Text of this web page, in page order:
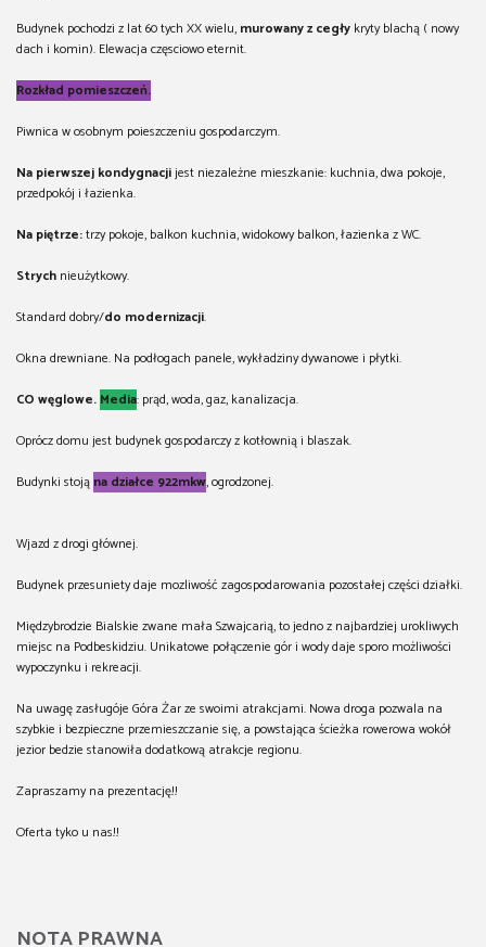
Budynek pochodzi z lat 60 tych XX wielu, murowany z cegły kryty blachą ( nowy
dach i komin). Elewacja częsciowo eternit.
Rozkład pomieszczeń.
Piwnica w osobnym poieszczeniu gospodarczym.
Na pierwszej kondygnacjijest niezależne mieszkanie: kuchnia, dwa pokoje,
przedpokój i łazienka.
Na piętrze:trzy pokoje, balkon kuchnia, widokowy balkon, łazienka z WC.
Strych nieużytkowy.
Standard dobry/do modernizacji.
Okna drewniane. Na podłogach panele, wykładziny dywanowe i płytki.
CO węglowe. Media: prąd, woda, gaz, kanalizacja.
Oprócz domu jest budynek gospodarczy z kotłownią i blaszak.
Budynki stoją na działce 922mkw, ogrodzonej.
Wjazd z drogi głównej.
Budynek przesuniety daje mozliwość zagospodarowania pozostałej części działki.
Międzybrodzie Bialskie zwane mała Szwajcarią, to jedno z najbardziej urokliwych
miejsc na Podbeskidziu. Unikatowe połączenie gór i wody daje sporo możliwości
wypoczynku i rekreacji.
Na uwagę zasługóje Góra Żar ze swoimi atrakcjami. Nowa droga pozwala na
szybkie i bezpieczne przemieszczanie się, a powstająca ścieżka rowerowa wokół
jezior bedzie stanowiła dodatkową atrakcje regionu.
Zapraszamy na prezentację!!
Oferta tyko u nas!!
NOTA PRAWNA